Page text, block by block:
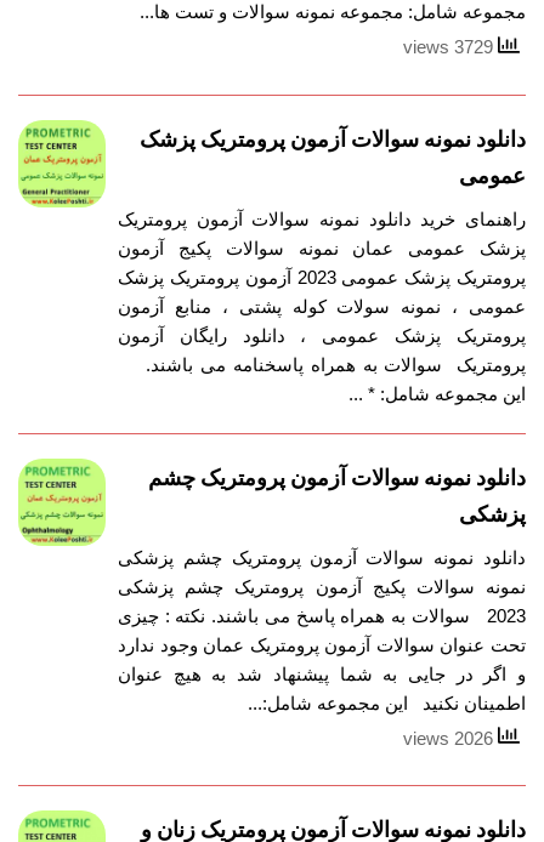
مجموعه شامل: مجموعه نمونه سوالات و تست ها...
دانلود نمونه سوالات آزمون پرومتریک پزشک
عمومی
راهنمای خرید دانلود نمونه سوالات آزمون پرومتریک
پزشک عمومی عمان نمونه سوالات پکیج آزمون
پرومتریک پزشک عمومی 2023 آزمون پرومتریک پزشک
عمومی ، نمونه سولات کوله پشتی ، منابع آزمون
پرومتریک پزشک عمومی ، دانلود رایگان آزمون
پرومتریک سوالات به همراه پاسخنامه می باشند.
این مجموعه شامل: * ...
دانلود نمونه سوالات آزمون پرومتریک چشم
پزشکی
دانلود نمونه سوالات آزمون پرومتریک چشم پزشکی
نمونه سوالات پکیج آزمون پرومتریک چشم پزشکی
2023 سوالات به همراه پاسخ می باشند. نکته : چیزی
تحت عنوان سوالات آزمون پرومتریک عمان وجود ندارد
و اگر در جایی به شما پیشنهاد شد به هیچ عنوان
اطمینان نکنید این مجموعه شامل:...
دانلود نمونه سوالات آزمون پرومتریک زنان و